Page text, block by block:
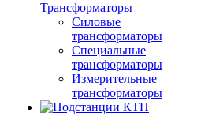
Трансформаторы
Силовые
трансформаторы
Специальные
трансформаторы
Измерительные
трансформаторы